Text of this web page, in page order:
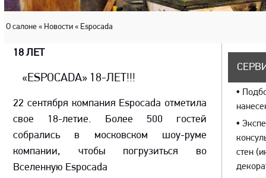
О салоне « Новости « Espocada
18 ЛЕТ
«ESPOCADA» 18-ЛЕТ!!!
22 сентября компания Espocada отметила
свое 18-летие. Более 500 гостей
собрались в московском шоу-руме
компании, чтобы погрузиться во
Вселенную Espocada
•
•
стен